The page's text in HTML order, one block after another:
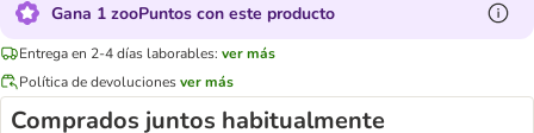
Gana 1 zooPuntos con este producto
Entrega en 2-4 días laborables: ver más
Política de devolucionesver más
Comprados juntos habitualmente